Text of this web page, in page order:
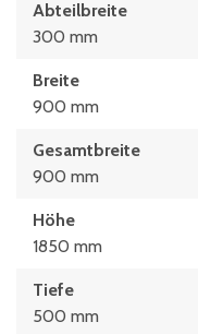
Abteilbreite
300 mm
Breite
900 mm
Gesamtbreite
900 mm
Höhe
1850 mm
Tiefe
500 mm